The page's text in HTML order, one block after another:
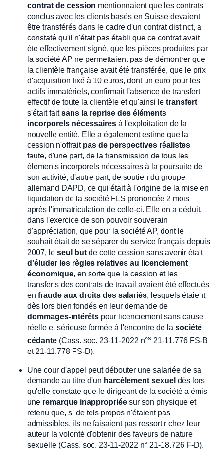
contrat de cession mentionnaient que les contrats
conclus avec les clients basés en Suisse devaient
être transférés dans le cadre d'un contrat distinct, a
constaté qu'il n'était pas établi que ce contrat avait
été effectivement signé, que les pièces produites par
la société AP ne permettaient pas de démontrer que
la clientèle française avait été transférée, que le prix
d'acquisition fixé à 10 euros, dont un euro pour les
actifs immatériels, confirmait l'absence de transfert
effectif de toute la clientèle et qu'ainsi le transfert
s'était faitsans la reprise des éléments
incorporels nécessaires à l'exploitation de la
nouvelle entité. Elle a également estimé que la
cession n'offrait pas de perspectives réalistes
faute, d'une part, de la transmission de tous les
éléments incorporels nécessaires à la poursuite de
son activité, d'autre part, de soutien du groupe
allemand DAPD, ce qui était à l'origine de la mise en
liquidation de la société FLS prononcée 2 mois
après l'immatriculation de celle-ci. Elle en a déduit,
dans l'exercice de son pouvoir souverain
d'appréciation, que pour la société AP, dont le
souhait était de se séparer du service français depuis
2007, le seul but de cette cession sans avenir était
d'éluder les règles relatives au licenciement
économique, en sorte que la cession et les
transferts des contrats de travail avaient été effectués
en fraude aux droits des salariés, lesquels étaient
dès lors bien fondés en leur demande de
dommages-intérêts pour licenciement sans cause
réelle et sérieuse formée à l'encontre de la société
cédante (Cass. soc. 23-11-2022 n°s 21-11.776 FS-B
et 21-11.778 FS-D).
Une cour d'appel peut débouter une salariée de sa
demande au titre d'un harcèlement sexuel dès lors
qu'elle constate que le dirigeant de la société a émis
une remarque inappropriée sur son physique et
retenu que, si de tels propos n'étaient pas
admissibles, ils ne faisaient pas ressortir chez leur
auteur la volonté d'obtenir des faveurs de nature
sexuelle (Cass. soc. 23-11-2022 n° 21-18.726 F-D).